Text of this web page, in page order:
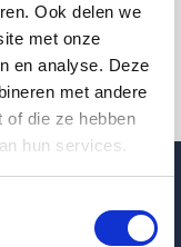
Ook delen we
met onze
en analyse. Deze
met andere
of die ze hebben
hun services.